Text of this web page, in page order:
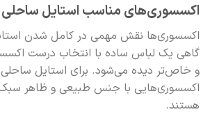
اکسسوری‌های مناسب استایل ساحلی
اکسسوری‌ها نقش مهمی در کامل شدن
گاهی یک لباس ساده با انتخاب درست
و خاص‌تر دیده می‌شود. برای استایل ساحلی
اکسسوری‌هایی با جنس طبیعی و ظاهر سبک
هستند.